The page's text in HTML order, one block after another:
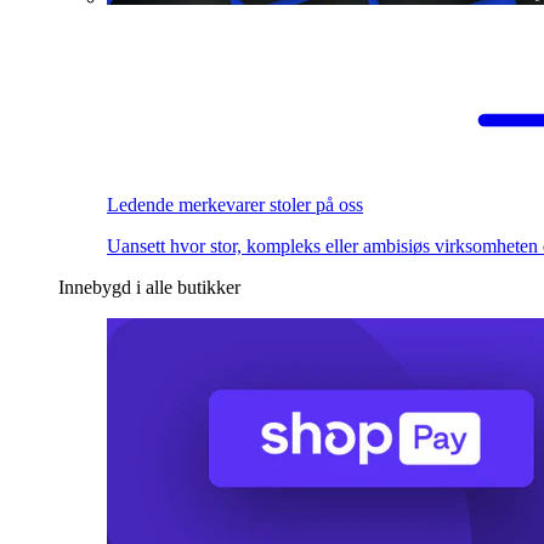
Ledende merkevarer stoler på oss
Uansett hvor stor, kompleks eller ambisiøs virksomheten
Innebygd i alle butikker